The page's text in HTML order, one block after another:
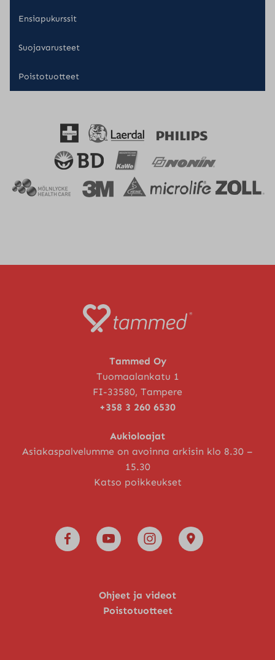
Ensiapukurssit
Suojavarusteet
Poistotuotteet
Tammed Oy
Tuomaalankatu 1
FI-33580, Tampere
+358 3 260 6530
Aukioloajat
Asiakaspalvelumme on avoinna arkisin klo 8.30 –
15.30
Katso poikkeukset
Ohjeet ja videot
Poistotuotteet